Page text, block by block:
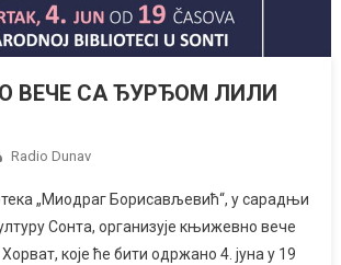
ВЕЧЕ СА ЂУРЂОМ ЛИЛИ
Radio Dunav
„Миодраг Борисављевић“, у сарадњи
Сонта, организује књижевно вече
које ће бити одржано 4. јуна у 19